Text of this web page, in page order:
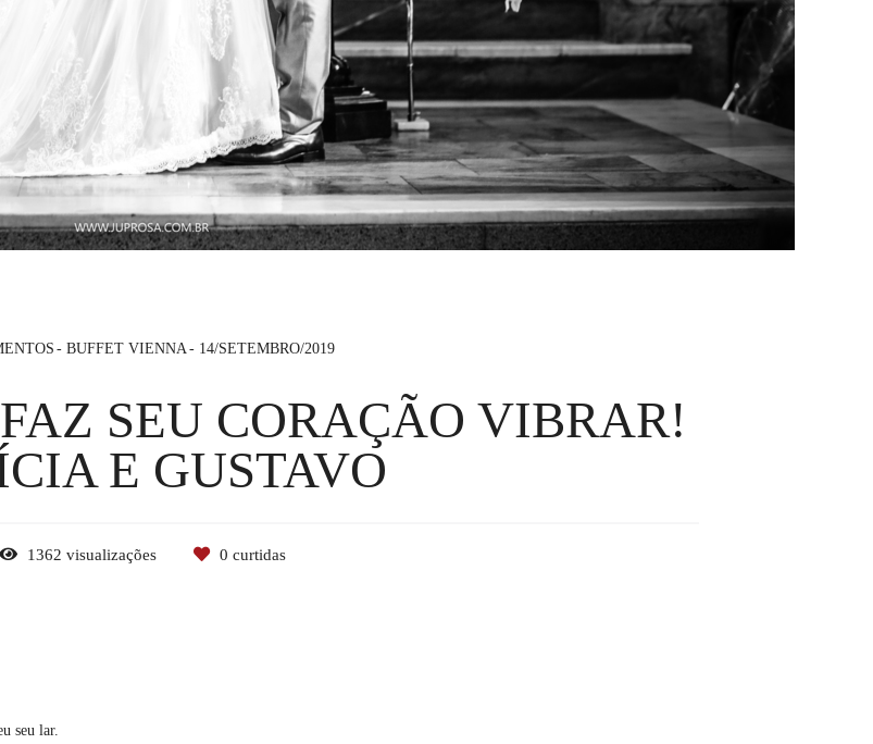
BUFFET VIENNA 14/SETEMBRO/2019
SEU CORAÇÃO VIBRAR!
E GUSTAVO
1362 visualizações 0 curtidas
seu lar.